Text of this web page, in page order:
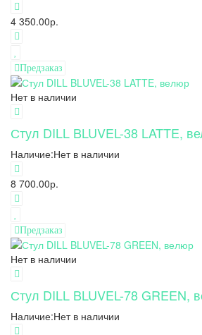
4 350.00р.
Предзаказ
Нет в наличии
Стул DILL BLUVEL-38 LATTE,
Наличие:Нет в наличии
8 700.00р.
Предзаказ
Нет в наличии
Стул DILL BLUVEL-78 GREEN,
Наличие:Нет в наличии